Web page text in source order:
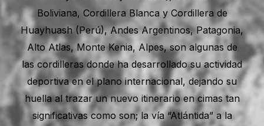
Boliviana, Cordillera Blanca y Cordillera de
Huayhuash (Perú), Andes Argentinos, Patagonia,
Alto Atlas, Monte Kenia, Alpes, son algunas de
las cordilleras donde ha desarrollado su actividad
deportiva en el plano internacional, dejando su
huella al trazar un nuevo itinerario en cimas tan
significativas como son; la vía “Atlántida” a la